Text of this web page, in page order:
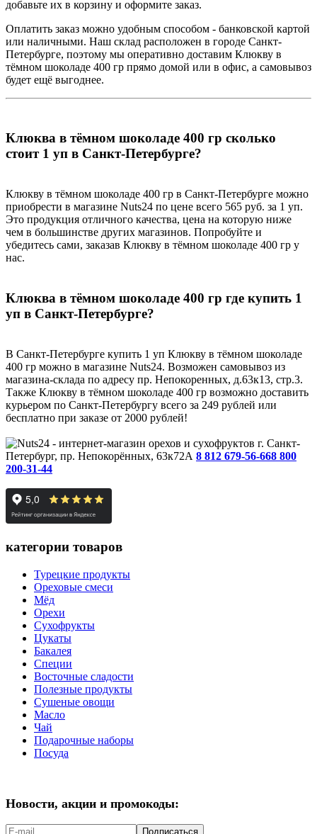
добавьте их в корзину и оформите заказ.
Оплатить заказ можно удобным способом - банковской картой
или наличными. Наш склад расположен в городе Санкт-
Петербурге, поэтому мы оперативно доставим Клюкву в
тёмном шоколаде 400 гр прямо домой или в офис, а самовывоз
будет ещё выгоднее.
Клюква в тёмном шоколаде 400 гр сколько
стоит 1 уп в Санкт-Петербурге?
Клюкву в тёмном шоколаде 400 гр в Санкт-Петербурге можно
приобрести в магазине Nuts24 по цене всего 565 руб. за 1 уп.
Это продукция отличного качества, цена на которую ниже
чем в большинстве других магазинов. Попробуйте и
убедитесь сами, заказав Клюкву в тёмном шоколаде 400 гр у
нас.
Клюква в тёмном шоколаде 400 гр где купить 1
уп в Санкт-Петербурге?
В Санкт-Петербурге купить 1 уп Клюкву в тёмном шоколаде
400 гр можно в магазине Nuts24. Возможен самовывоз из
магазина-склада по адресу пр. Непокоренных, д.63к13, стр.3.
Также Клюкву в тёмном шоколаде 400 гр возможно доставить
курьером по Санкт-Петербургу всего за 249 рублей или
бесплатно при заказе от 2000 рублей!
г. Санкт-
Петербург, пр. Непокорённых, 63к72А 8 812 679-56-668 800
200-31-44
категории товаров
Турецкие продукты
Ореховые смеси
Мёд
Орехи
Сухофрукты
Цукаты
Бакалея
Специи
Восточные сладости
Полезные продукты
Сушеные овощи
Масло
Чай
Подарочные наборы
Посуда
Новости, акции и промокоды:
Подписаться